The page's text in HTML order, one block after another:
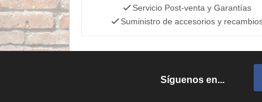
Servicio Post-venta y Garantías
Suministro de accesorios y
Síguenos en...